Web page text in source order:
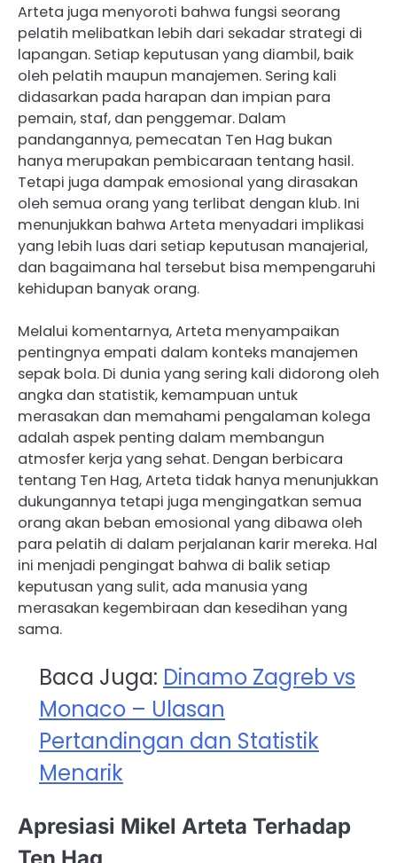
Arteta juga menyoroti bahwa fungsi seorang
pelatih melibatkan lebih dari sekadar strategi di
lapangan. Setiap keputusan yang diambil, baik
oleh pelatih maupun manajemen. Sering kali
didasarkan pada harapan dan impian para
pemain, staf, dan penggemar. Dalam
pandangannya, pemecatan Ten Hag bukan
hanya merupakan pembicaraan tentang hasil.
Tetapi juga dampak emosional yang dirasakan
oleh semua orang yang terlibat dengan klub. Ini
menunjukkan bahwa Arteta menyadari implikasi
yang lebih luas dari setiap keputusan manajerial,
dan bagaimana hal tersebut bisa mempengaruhi
kehidupan banyak orang.
Melalui komentarnya, ​Arteta menyampaikan
pentingnya empati dalam konteks manajemen
sepak bola.​ Di dunia yang sering kali didorong oleh
angka dan statistik, kemampuan untuk
merasakan dan memahami pengalaman kolega
adalah aspek penting dalam membangun
atmosfer kerja yang sehat. Dengan berbicara
tentang Ten Hag, Arteta tidak hanya menunjukkan
dukungannya tetapi juga mengingatkan semua
orang akan beban emosional yang dibawa oleh
para pelatih di dalam perjalanan karir mereka. Hal
ini menjadi pengingat bahwa di balik setiap
keputusan yang sulit, ada manusia yang
merasakan kegembiraan dan kesedihan yang
sama.
Baca Juga: Dinamo Zagreb vs
Monaco – Ulasan
Pertandingan dan Statistik
Menarik
Apresiasi Mikel Arteta Terhadap